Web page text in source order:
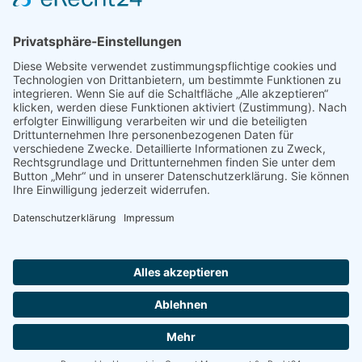
EINHEITLICHE
VEREINSKOLLEKTION
FÜR DICH UND DEINEN
VEREIN
PayPal
Bank
DATENSCHUTZBELEHRUNG
LIEFER- UND ZAHLUNGSBEDINGUNGEN
WIDERRUFSBELEHRUNG